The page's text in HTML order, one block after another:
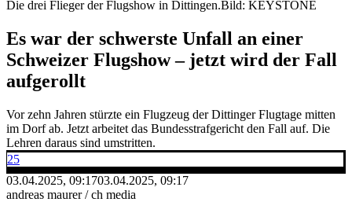
Die drei Flieger der Flugshow in Dittingen.Bild: KEYSTONE
Es war der schwerste Unfall an einer
Schweizer Flugshow – jetzt wird der Fall
aufgerollt
Vor zehn Jahren stürzte ein Flugzeug der Dittinger Flugtage mitten
im Dorf ab. Jetzt arbeitet das Bundesstrafgericht den Fall auf. Die
Lehren daraus sind umstritten.
25
03.04.2025, 09:1703.04.2025, 09:17
andreas maurer / ch media